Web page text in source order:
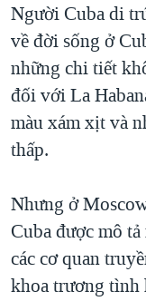
Người Cuba di
về đời sống ở
những chi tiết
đối với La
màu xám xịt và
thấp.
Nhưng ở
Cuba được mô
các cơ quan
khoa trương tình